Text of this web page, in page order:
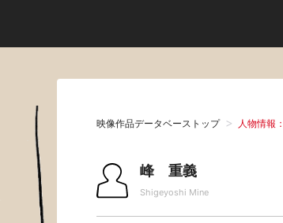
映像作品データベーストップ 人物情報
峰 重義
Shigeyoshi Mine